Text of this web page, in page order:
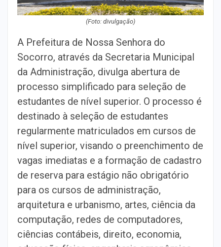
(Foto: divulgação)
A Prefeitura de Nossa Senhora do
Socorro, através da Secretaria Municipal
da Administração, divulga abertura de
processo simplificado para seleção de
estudantes de nível superior. O processo é
destinado à seleção de estudantes
regularmente matriculados em cursos de
nível superior, visando o preenchimento de
vagas imediatas e a formação de cadastro
de reserva para estágio não obrigatório
para os cursos de administração,
arquitetura e urbanismo, artes, ciência da
computação, redes de computadores,
ciências contábeis, direito, economia,